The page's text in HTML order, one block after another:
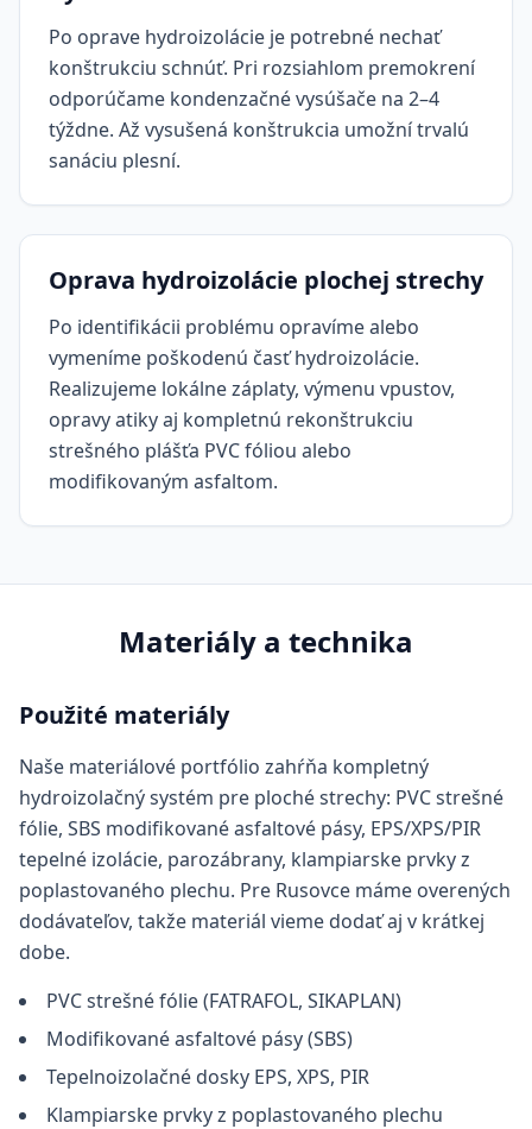
Po oprave hydroizolácie je potrebné nechať
konštrukciu schnúť. Pri rozsiahlom premokrení
odporúčame kondenzačné vysúšače na 2–4
týždne. Až vysušená konštrukcia umožní trvalú
sanáciu plesní.
Oprava hydroizolácie plochej strechy
Po identifikácii problému opravíme alebo
vymeníme poškodenú časť hydroizolácie.
Realizujeme lokálne záplaty, výmenu vpustov,
opravy atiky aj kompletnú rekonštrukciu
strešného plášťa PVC fóliou alebo
modifikovaným asfaltom.
Materiály a technika
Použité materiály
Naše materiálové portfólio zahŕňa kompletný
hydroizolačný systém pre ploché strechy: PVC strešné
fólie, SBS modifikované asfaltové pásy, EPS/XPS/PIR
tepelné izolácie, parozábrany, klampiarske prvky z
poplastovaného plechu. Pre Rusovce máme overených
dodávateľov, takže materiál vieme dodať aj v krátkej
dobe.
PVC strešné fólie (FATRAFOL, SIKAPLAN)
Modifikované asfaltové pásy (SBS)
Tepelnoizolačné dosky EPS, XPS, PIR
Klampiarske prvky z poplastovaného plechu